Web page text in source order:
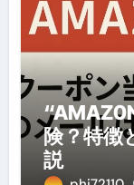
険？特徴
説